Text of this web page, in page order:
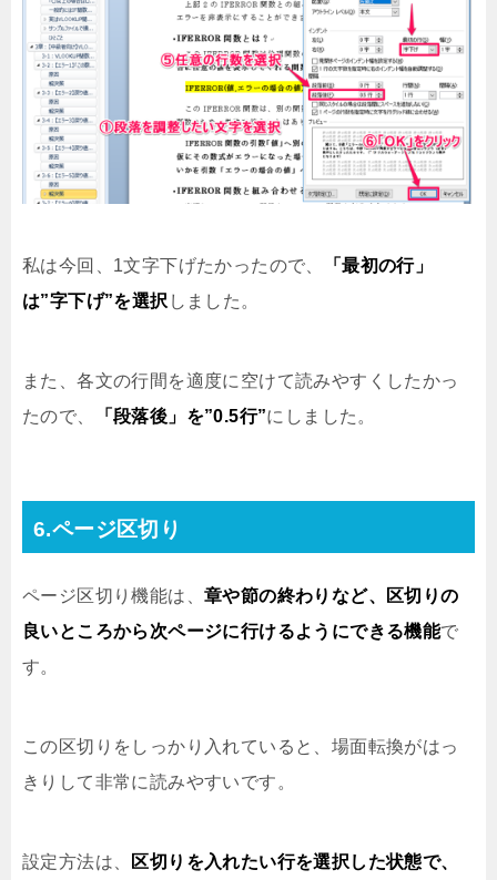
私は今回、1文字下げたかったので、
「最初の行」
は”字下げ”を選択 しました。
また、各文の行間を適度に空けて読みやすくしたかっ
たので、
「段落後」を”0.5行”にしました。
6.ページ区切り
ページ区切り機能は、 章や節の終わりなど、区切りの
良いところから次ページに行けるようにできる機能で
す。
この区切りをしっかり入れていると、場面転換がはっ
きりして非常に読みやすいです。
設定方法は、 区切りを入れたい行を選択した状態で、